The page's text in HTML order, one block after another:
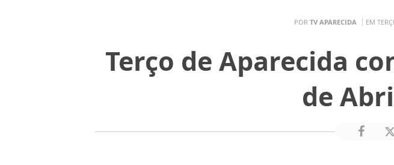
POR TV APARECIDA EM
Terço de Aparecida
de